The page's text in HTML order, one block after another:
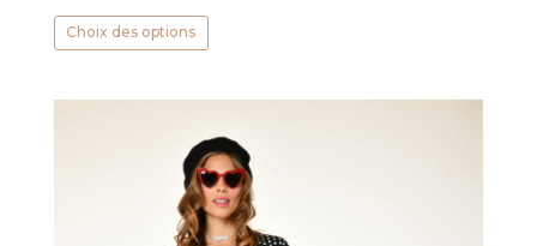
Choix des options
Ce
plusieurs
Les
options
peuvent
être